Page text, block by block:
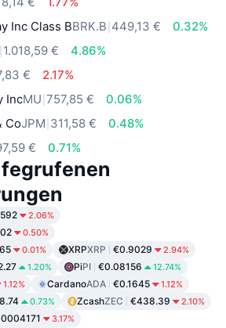
Inc Class BBRK.B 449,13 €
0.32%
1.018,59 €
4.86%
€
2.17%
IncMU 757,85 €
0.06%
CoJPM 311,58 €
0.48%
€ 0.71%
2.06%
0.50%
0.01% XRPXRP €0.9029 2.94%
1.20% PiPI €0.08156 12.74%
1.12% CardanoADA €0.1645 1.12%
0.73% ZcashZEC €438.39 2.10%
3.17%